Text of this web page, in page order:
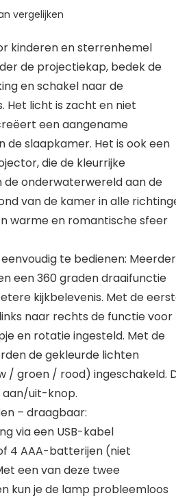
vergelijken
kinderen en sterrenhemel
de projectiekap, bedek de
en schakel naar de
Het licht is zacht en niet
een aangename
de slaapkamer. Het is ook een
die de kleurrijke
onderwaterwereld aan de
van de kamer in alle
warme en romantische sfeer
te bedienen:
een 360 ​​graden draaifunctie
kijkbelevenis. Met de
naar rechts de functie voor
en rotatie ingesteld. Met de
de gekleurde lichten
/ groen / rood) ingeschakeld.
aan/uit-knop.
– draagbaar:
via een USB-kabel
4 AAA-batterijen (niet
een van deze twee
kun je de lamp probleemloos